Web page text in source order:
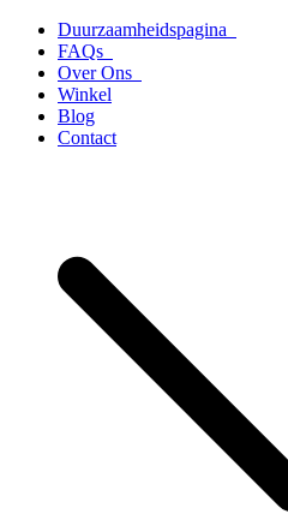
naar
inhoud
Duurzaamheidspagina
FAQs
Over Ons
Winkel
Blog
Contact